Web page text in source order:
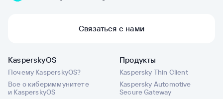
Связаться с нами
KasperskyOS
Почему KasperskyOS?
Все о кибериммунитете
и KasperskyOS
Продукты
Kaspersky Thin Client
Kaspersky Automotive
Secure Gateway